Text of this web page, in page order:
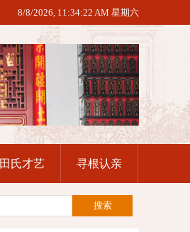
8/8/2026, 11:34:23 AM 星期六
田氏才艺 寻根认亲